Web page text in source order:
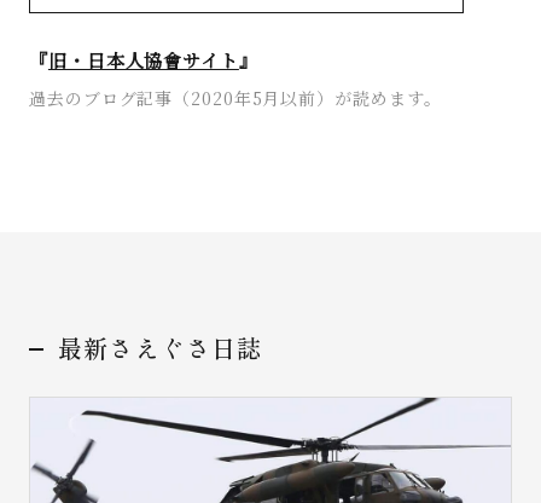
お問い合わせ
『旧・日本人協會サイト』
過去のブログ記事（2020年5月以前）が読めます。
最新さえぐさ日誌